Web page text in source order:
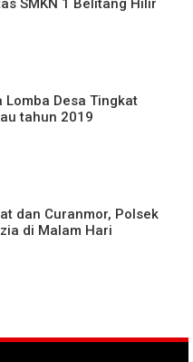
SMKN 1 Belitang Hilir
Lomba Desa Tingkat
tahun 2019
dan Curanmor, Polsek
di Malam Hari